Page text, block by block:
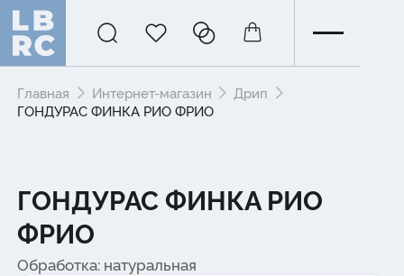
Главная Интернет-магазин
Дрип
ГОНДУРАС ФИНКА РИО ФРИО
ГОНДУРАС ФИНКА РИО
ФРИО
Обработка: натуральная